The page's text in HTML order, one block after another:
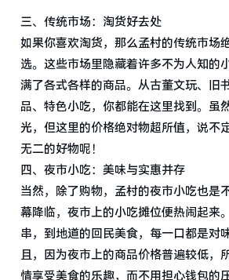
三、传统市场：淘货好去处
如果你喜欢淘货，那么孟村的传统市场
选。这些市场里隐藏着许多不为人知的
满了各式各样的商品。从古董文玩、旧
品、特色小吃，你都能在这里找到。虽
光，但这里的价格绝对物超所值，说不
无二的好物呢！
四、夜市小吃：美味与实惠并存
当然，除了购物，孟村的夜市小吃也是
幕降临，夜市上的小吃摊位便热闹起来
串，到地道的回民美食，每一口都是对
且，因为夜市上的商品价格普遍较低，
情享受美食的乐趣，而不用担心钱包的压